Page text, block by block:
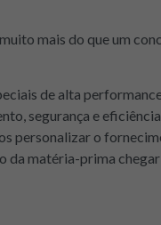
mais do que um
de alta
segurança e
personalizar o
da matéria-prima